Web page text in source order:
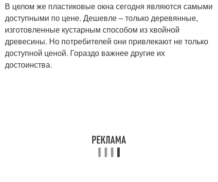
В целом же пластиковые окна сегодня являются самыми
доступными по цене. Дешевле – только деревянные,
изготовленные кустарным способом из хвойной
древесины. Но потребителей они привлекают не только
доступной ценой. Гораздо важнее другие их
достоинства.